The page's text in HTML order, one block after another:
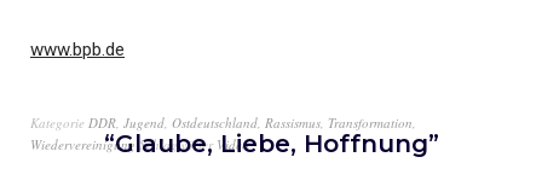
“Glaube, Liebe, Hoffnung”
www.bpb.de
Kategorie DDR, Jugend, Ostdeutschland, Rassismus, Transformation,
Wiedervereinigung Schlagwörter Video